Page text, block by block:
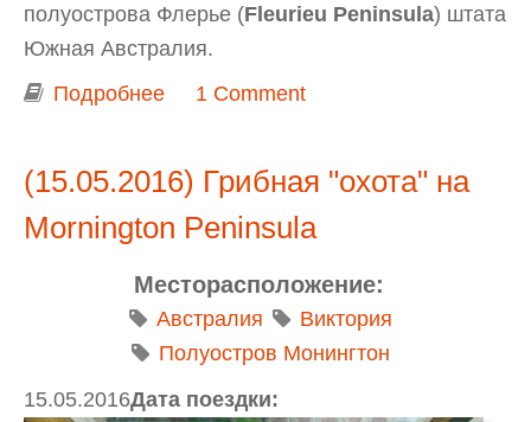
полуострова Флерье (Fleurieu Peninsula) штата
Южная Австралия.
Подробнее о По Южной Австралии - на
Victor Harbor
1 Comment
(15.05.2016) Грибная "охота" на
Mornington Peninsula
Месторасположение:
Австралия
Виктория
Полуостров Монингтон
Дата поездки:
15.05.2016